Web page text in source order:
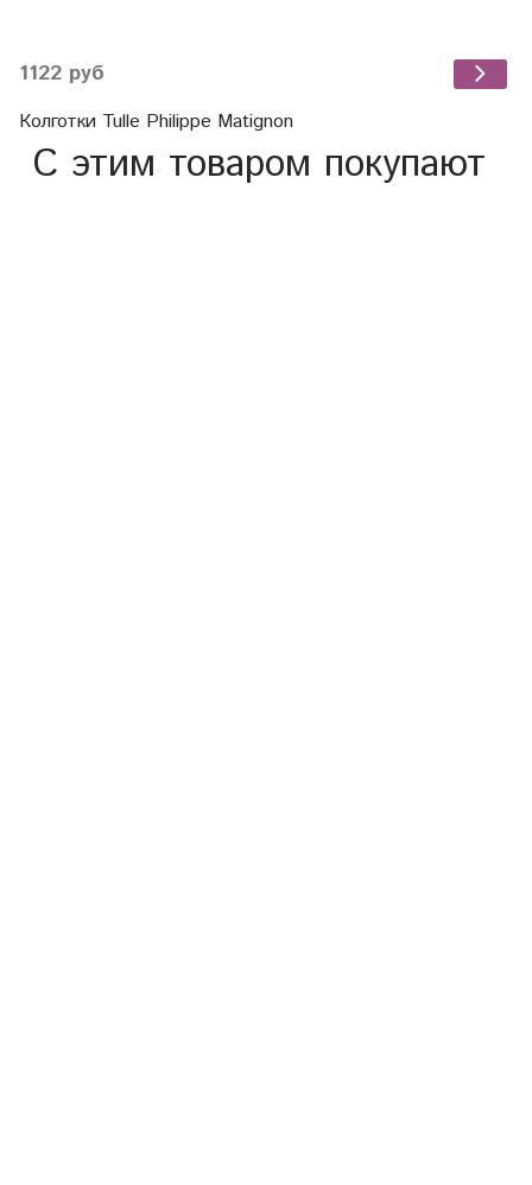
1122 руб
Колготки Tulle Philippe Matignon
С этим товаром покупают